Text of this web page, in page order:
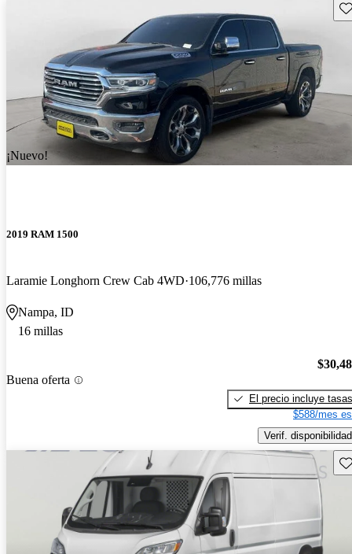
¡Nuevo!
2019 RAM 1500
Laramie Longhorn Crew Cab 4WD 106,776 millas
Nampa, ID
16 millas
Buena oferta
El precio incluye tasas
$588/mes
Verif. disponibilidad